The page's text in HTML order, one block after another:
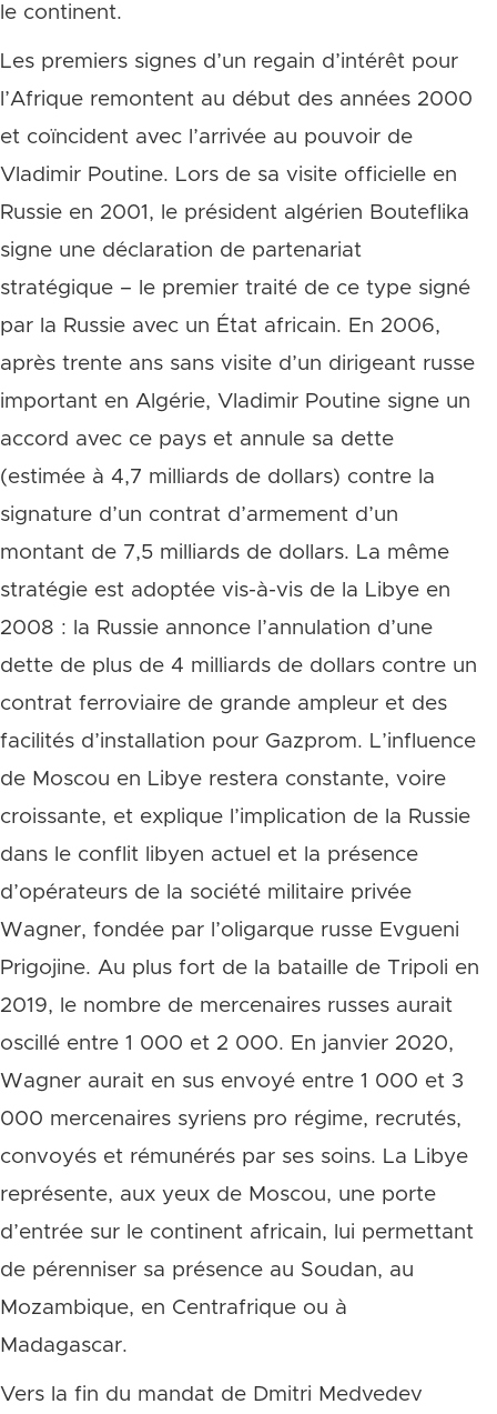
le continent.
Les premiers signes d’un regain d’intérêt pour
l’Afrique remontent au début des années 2000
et coïncident avec l’arrivée au pouvoir de
Vladimir Poutine. Lors de sa visite officielle en
Russie en 2001, le président algérien Bouteflika
signe une déclaration de partenariat
stratégique – le premier traité de ce type signé
par la Russie avec un État africain. En 2006,
après trente ans sans visite d’un dirigeant russe
important en Algérie, Vladimir Poutine signe un
accord avec ce pays et annule sa dette
(estimée à 4,7 milliards de dollars) contre la
signature d’un contrat d’armement d’un
montant de 7,5 milliards de dollars. La même
stratégie est adoptée vis-à-vis de la Libye en
2008 : la Russie annonce l’annulation d’une
dette de plus de 4 milliards de dollars contre un
contrat ferroviaire de grande ampleur et des
facilités d’installation pour Gazprom. L’influence
de Moscou en Libye restera constante, voire
croissante, et explique l’implication de la Russie
dans le conflit libyen actuel et la présence
d’opérateurs de la société militaire privée
Wagner, fondée par l’oligarque russe Evgueni
Prigojine. Au plus fort de la bataille de Tripoli en
2019, le nombre de mercenaires russes aurait
oscillé entre 1 000 et 2 000. En janvier 2020,
Wagner aurait en sus envoyé entre 1 000 et 3
000 mercenaires syriens pro régime, recrutés,
convoyés et rémunérés par ses soins. La Libye
représente, aux yeux de Moscou, une porte
d’entrée sur le continent africain, lui permettant
de pérenniser sa présence au Soudan, au
Mozambique, en Centrafrique ou à
Madagascar.
Vers la fin du mandat de Dmitri Medvedev